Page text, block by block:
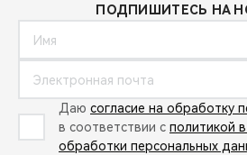
ПОДПИШИТЕСЬ НА
Даю согласие на обработку
в соответствии с политикой
обработки персональных